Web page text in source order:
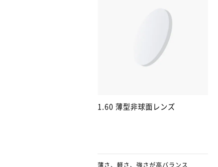
1.60 薄型非球面レンズ
薄さ、軽さ、強さが高バランス